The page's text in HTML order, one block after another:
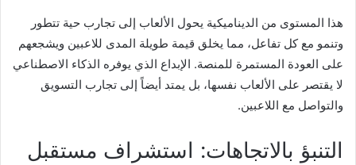
هذا المستوى من الديناميكية يحول الألعاب إلى تجارب حية تتطور
وتنمو مع كل تفاعل، مما يخلق قيمة طويلة المدى للاعبين ويشجعهم
على العودة المستمرة للمنصة. الإبداع الذي يوفره الذكاء الاصطناعي
لا يقتصر على الألعاب نفسها، بل يمتد أيضاً إلى تجارب التسويق
والتواصل مع اللاعبين.
التنبؤ بالاتجاهات: استشراف مستقبل